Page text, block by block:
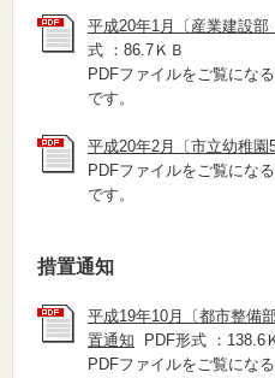
平成20年1月〔産業建設部
式 ：86.7ＫＢ
PDFファイルをご覧になる
です。
平成20年2月〔市立幼稚園5
PDFファイルをご覧になる
です。
措置通知
平成19年10月〔都市整備
置通知 PDF形式 ：138.6
PDFファイルをご覧になる